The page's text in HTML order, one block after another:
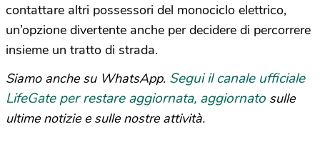
contattare altri possessori del monociclo elettrico,
un’opzione divertente anche per decidere di percorrere
insieme un tratto di strada.
Siamo anche su WhatsApp. Segui il canale ufficiale
LifeGate per restare aggiornata, aggiornato sulle
ultime notizie e sulle nostre attività.